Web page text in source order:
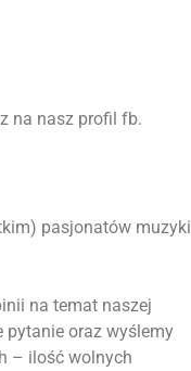
na nasz profil fb.
pasjonatów muzyki
na temat naszej
pytanie oraz wyślemy
– ilość wolnych